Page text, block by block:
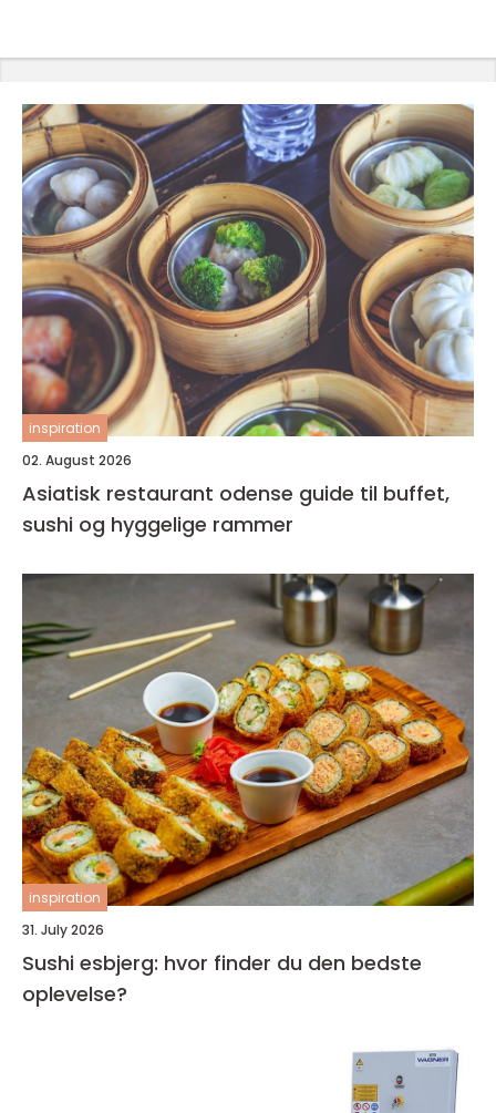
inspiration
02. August 2026
Asiatisk restaurant odense guide til buffet,
sushi og hyggelige rammer
inspiration
31. July 2026
Sushi esbjerg: hvor finder du den bedste
oplevelse?